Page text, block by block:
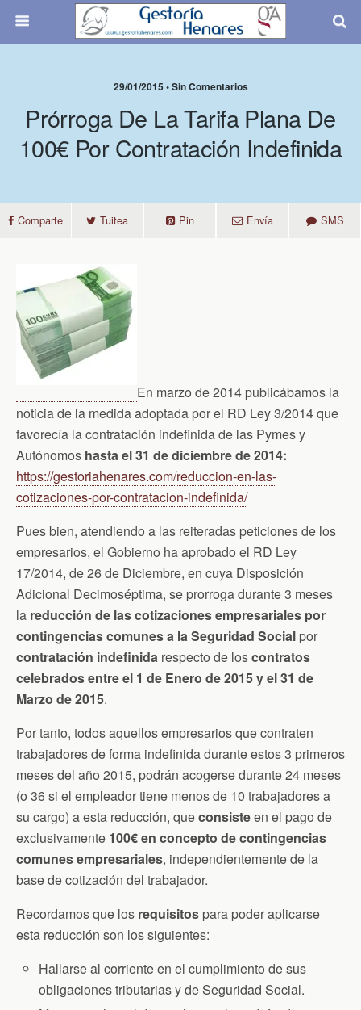
29/01/2015 • Sin Comentarios
Prórroga De La Tarifa Plana De
100€ Por Contratación Indefinida
Comparte Tuitea Pin Envía SMS
En marzo de 2014 publicábamos la
noticia de la medida adoptada por el RD Ley 3/2014 que
favorecía la contratación indefinida de las Pymes y
Autónomos hasta el 31 de diciembre de 2014:
https://gestoriahenares.com/reduccion-en-las-
cotizaciones-por-contratacion-indefinida/
Pues bien, atendiendo a las reiteradas peticiones de los
empresarios, el Gobierno ha aprobado el RD Ley
17/2014, de 26 de Diciembre, en cuya Disposición
Adicional Decimoséptima, se prorroga durante 3 meses
la reducción de las cotizaciones empresariales por
contingencias comunes a la Seguridad Social por
contratación indefinida respecto de loscontratos
celebrados entre el 1 de Enero de 2015 y el 31 de
Marzo de 2015.
Por tanto, todos aquellos empresarios que contraten
trabajadores de forma indefinida durante estos 3 primeros
meses del año 2015, podrán acogerse durante 24 meses
(o 36 si el empleador tiene menos de 10 trabajadores a
su cargo) a esta reducción, queconsisteen el pago de
exclusivamente 100€ en concepto de contingencias
comunes empresariales, independientemente de la
base de cotización del trabajador.
Recordamos que los requisitos para poder aplicarse
esta reducción son los siguientes:
Hallarse al corriente en el cumplimiento de sus
obligaciones tributarias y de Seguridad Social.